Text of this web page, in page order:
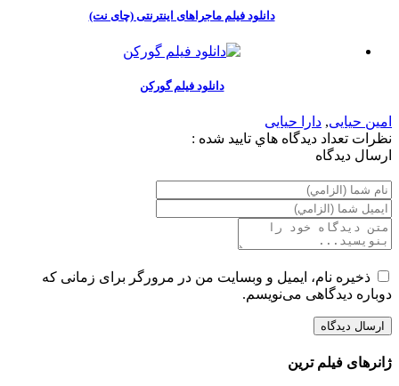
دانلود فیلم ماجراهای اینترنتی (چای نت)
دانلود فیلم گورکن
امین حیایی, دارا حیایی
نظرات تعداد ديدگاه هاي تاييد شده :
ارسال ديدگاه
ذخیره نام، ایمیل و وبسایت من در مرورگر برای زمانی که
دوباره دیدگاهی می‌نویسم.
ژانرهای فیلم ترین